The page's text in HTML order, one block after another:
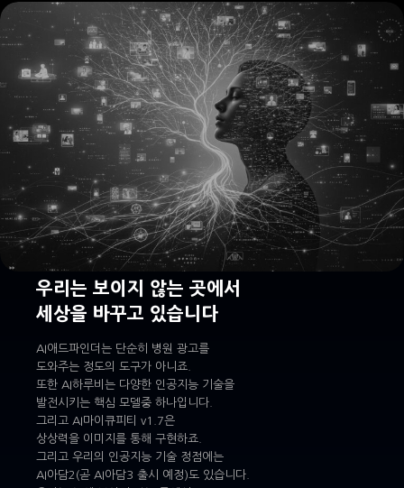
우리는 보이지 않는 곳에서
세상을 바꾸고 있습니다
AI애드파인더는 단순히 병원 광고를
도와주는 정도의 도구가 아니죠.
또한 AI하루비는 다양한 인공지능 기술을
발전시키는 핵심 모델중 하나입니다.
그리고 AI마이큐피티 v1.7은
상상력을 이미지를 통해 구현하죠.
그리고 우리의 인공지능 기술 정점에는
AI아담2(곧 AI아담3 출시 예정)도 있습니다.